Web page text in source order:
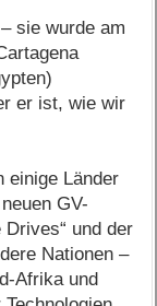
sie wurde am
er ist, wie wir
einige Länder
GV-
und der
Nationen –
Afrika und